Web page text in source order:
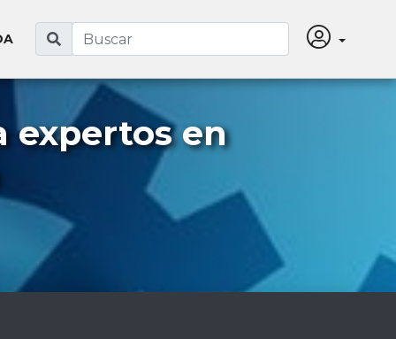
expertos en